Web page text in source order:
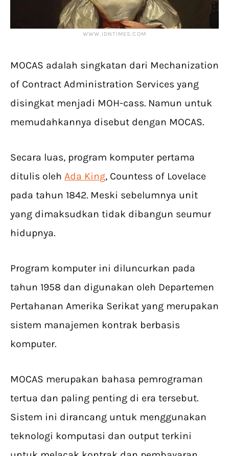
WWW.IDNTIMES.COM
MOCAS adalah singkatan dari Mechanization
of Contract Administration Services yang
disingkat menjadi MOH-cass. Namun untuk
memudahkannya disebut dengan MOCAS.
Secara luas, program komputer pertama
ditulis oleh Ada King, Countess of Lovelace
pada tahun 1842. Meski sebelumnya unit
yang dimaksudkan tidak dibangun seumur
hidupnya.
Program komputer ini diluncurkan pada
tahun 1958 dan digunakan oleh Departemen
Pertahanan Amerika Serikat yang merupakan
sistem manajemen kontrak berbasis
komputer.
MOCAS merupakan bahasa pemrograman
tertua dan paling penting di era tersebut.
Sistem ini dirancang untuk menggunakan
teknologi komputasi dan output terkini